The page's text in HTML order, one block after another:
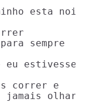
esta noite
sempre
estivesse
correr e
jamais